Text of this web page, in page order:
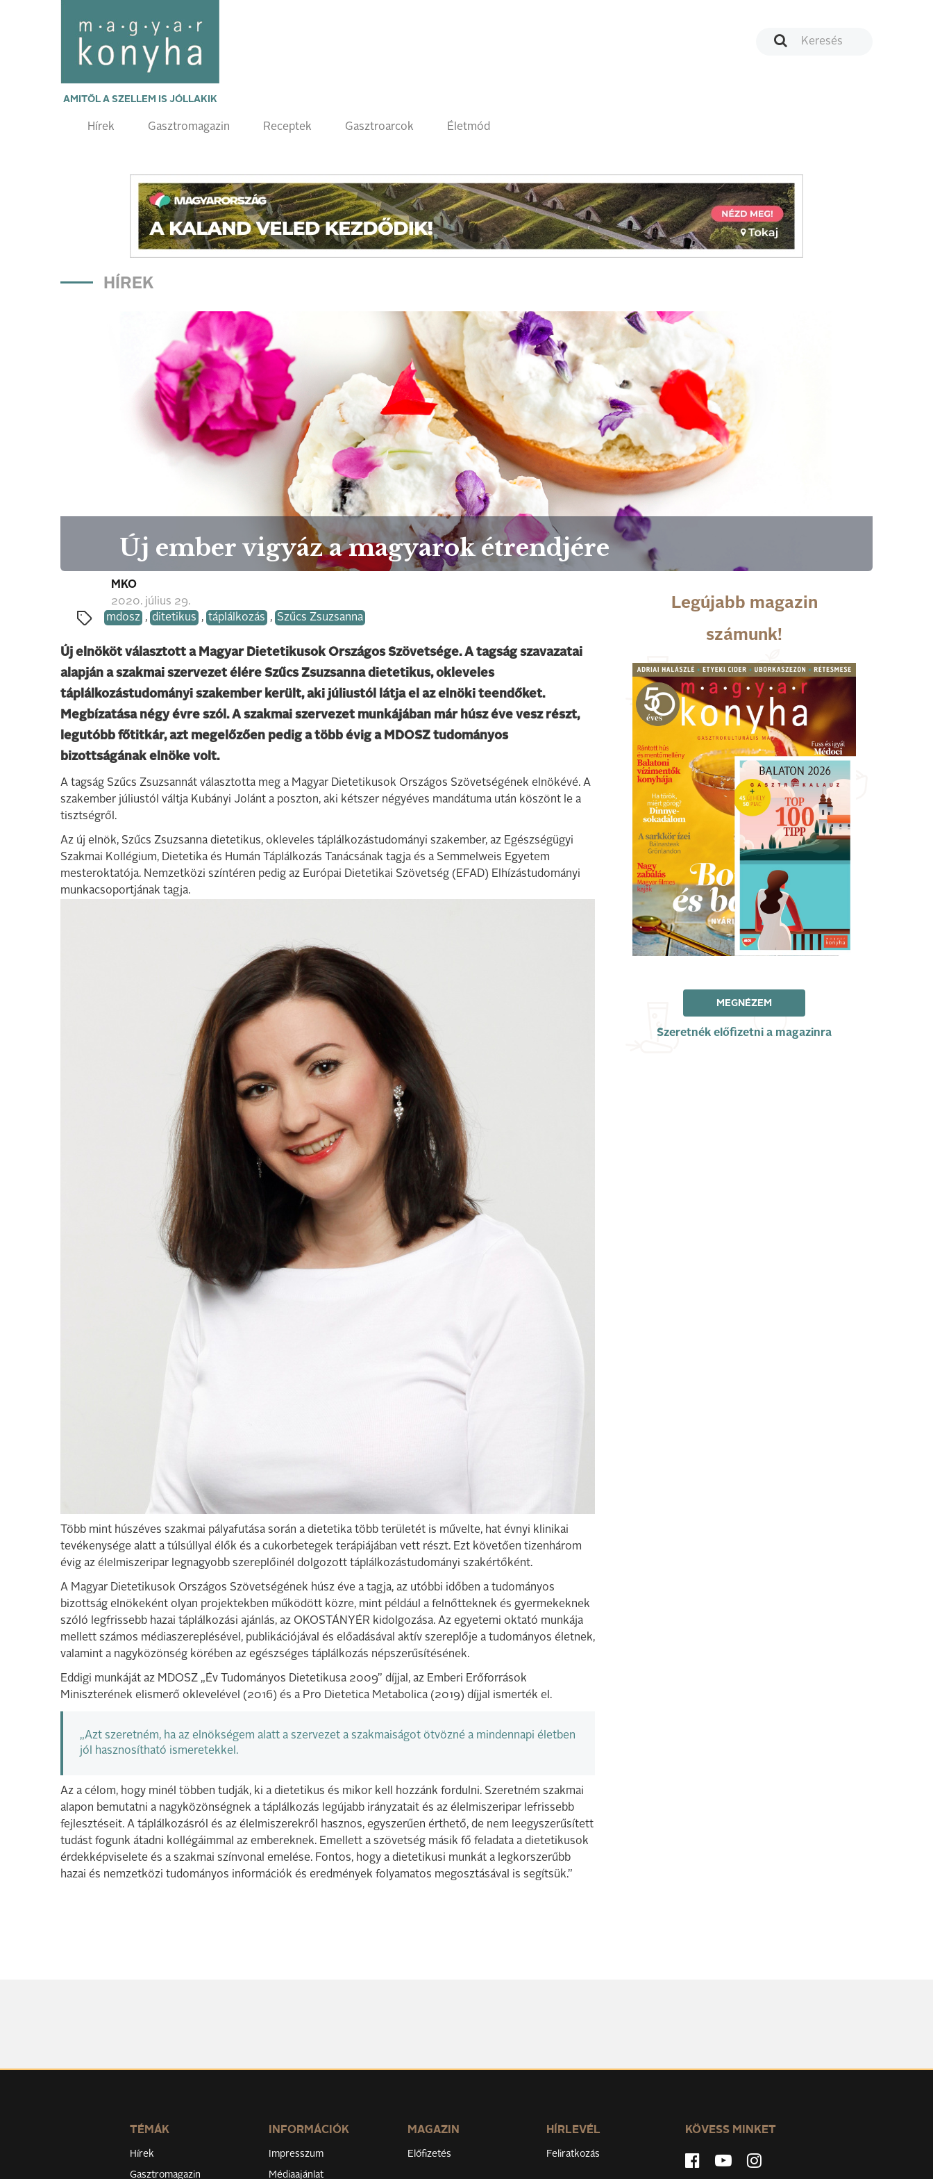
AMITŐL A SZELLEM IS JÓLLAKIK
Hírek Gasztromagazin Receptek Gasztroarcok Életmód
HÍREK
Új ember vigyáz a magyarok étrendjére
MKO
2020. július 29.
mdosz , ditetikus , táplálkozás , Szűcs Zsuzsanna
Új elnököt választott a Magyar Dietetikusok Országos Szövetsége. A tagság szavazatai
alapján a szakmai szervezet élére Szűcs Zsuzsanna dietetikus, okleveles
táplálkozástudományi szakember került, aki júliustól látja el az elnöki teendőket.
Megbízatása négy évre szól. A szakmai szervezet munkájában már húsz éve vesz részt,
legutóbb főtitkár, azt megelőzően pedig a több évig a MDOSZ tudományos
bizottságának elnöke volt.
A tagság Szűcs Zsuzsannát választotta meg a Magyar Dietetikusok Országos Szövetségének elnökévé. A
szakember júliustól váltja Kubányi Jolánt a poszton, aki kétszer négyéves mandátuma után köszönt le a
tisztségről.
Az új elnök, Szűcs Zsuzsanna dietetikus, okleveles táplálkozástudományi szakember, az Egészségügyi
Szakmai Kollégium, Dietetika és Humán Táplálkozás Tanácsának tagja és a Semmelweis Egyetem
mesteroktatója. Nemzetközi színtéren pedig az Európai Dietetikai Szövetség (EFAD) Elhízástudományi
munkacsoportjának tagja.
Több mint húszéves szakmai pályafutása során a dietetika több területét is művelte, hat évnyi klinikai
tevékenysége alatt a túlsúllyal élők és a cukorbetegek terápiájában vett részt. Ezt követően tizenhárom
évig az élelmiszeripar legnagyobb szereplőinél dolgozott táplálkozástudományi szakértőként.
A Magyar Dietetikusok Országos Szövetségének húsz éve a tagja, az utóbbi időben a tudományos
bizottság elnökeként olyan projektekben működött közre, mint például a felnőtteknek és gyermekeknek
szóló legfrissebb hazai táplálkozási ajánlás, az OKOSTÁNYÉR kidolgozása. Az egyetemi oktató munkája
mellett számos médiaszereplésével, publikációjával és előadásával aktív szereplője a tudományos életnek,
valamint a nagyközönség körében az egészséges táplálkozás népszerűsítésének.
Eddigi munkáját az MDOSZ „Év Tudományos Dietetikusa 2009” díjjal, az Emberi Erőforrások
Miniszterének elismerő oklevelével (2016) és a Pro Dietetica Metabolica (2019) díjjal ismerték el.
„Azt szeretném, ha az elnökségem alatt a szervezet a szakmaiságot ötvözné a mindennapi életben
jól hasznosítható ismeretekkel.
Az a célom, hogy minél többen tudják, ki a dietetikus és mikor kell hozzánk fordulni. Szeretném szakmai
alapon bemutatni a nagyközönségnek a táplálkozás legújabb irányzatait és az élelmiszeripar lefrissebb
fejlesztéseit. A táplálkozásról és az élelmiszerekről hasznos, egyszerűen érthető, de nem leegyszerűsített
tudást fogunk átadni kollégáimmal az embereknek. Emellett a szövetség másik fő feladata a dietetikusok
érdekképviselete és a szakmai színvonal emelése. Fontos, hogy a dietetikusi munkát a legkorszerűbb
hazai és nemzetközi tudományos információk és eredmények folyamatos megosztásával is segítsük.”
Legújabb magazin
számunk!
MEGNÉZEM
Szeretnék előfizetni a magazinra
TÉMÁK
Hírek
Gasztromagazin
INFORMÁCIÓK
Impresszum
Médiaajánlat
MAGAZIN
Előfizetés
HÍRLEVÉL
Feliratkozás
KÖVESS MINKET